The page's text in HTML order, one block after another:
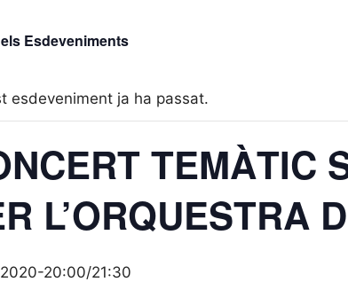
Esdeveniments
esdeveniment ja ha passat.
TEMÀTIC
L’ORQUESTRA
20:00/21:30